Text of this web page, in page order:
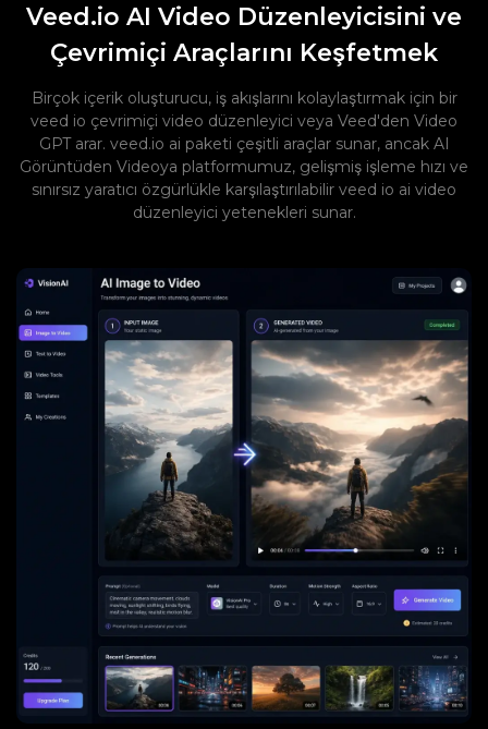
Veed.io AI Video Düzenleyicisini ve
Çevrimiçi Araçlarını Keşfetmek
Birçok içerik oluşturucu, iş akışlarını kolaylaştırmak için bir
veed io çevrimiçi video düzenleyici veya Veed'den Video
GPT arar. veed.io ai paketi çeşitli araçlar sunar, ancak AI
Görüntüden Videoya platformumuz, gelişmiş işleme hızı ve
sınırsız yaratıcı özgürlükle karşılaştırılabilir veed io ai video
düzenleyici yetenekleri sunar.